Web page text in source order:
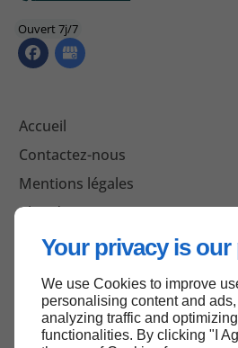
Your privacy is
We use Cookies to improve
personalising content and
analyzing traffic and
functionalities. By clicking "I
Ouvert 7j/7
Accueil
Contactez-nous
Mentions légales
Plan du site
Haut de